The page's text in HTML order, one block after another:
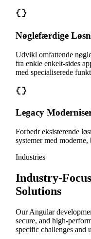
Nøglefærdige
Udvikl omfattende
fra enkle enkelt-sides
med specialiserede
Legacy
Forbedr eksisterende
systemer med
Industries
Industry-
Solutions
Our Angular
secure, and high-
specific challenges and